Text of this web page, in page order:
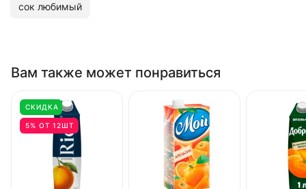
сок любимый
Вам также может понравиться
СКИДКА
5% ОТ 12ШТ